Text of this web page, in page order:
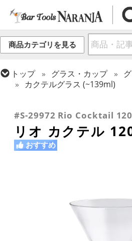
商品カテゴリを見る
トップ グラス・カップ
カクテルグラス (~139ml)
カクテルグラス (全サイズ)
#S-29972 Rio Cocktail
リオ カクテル
おすすめ